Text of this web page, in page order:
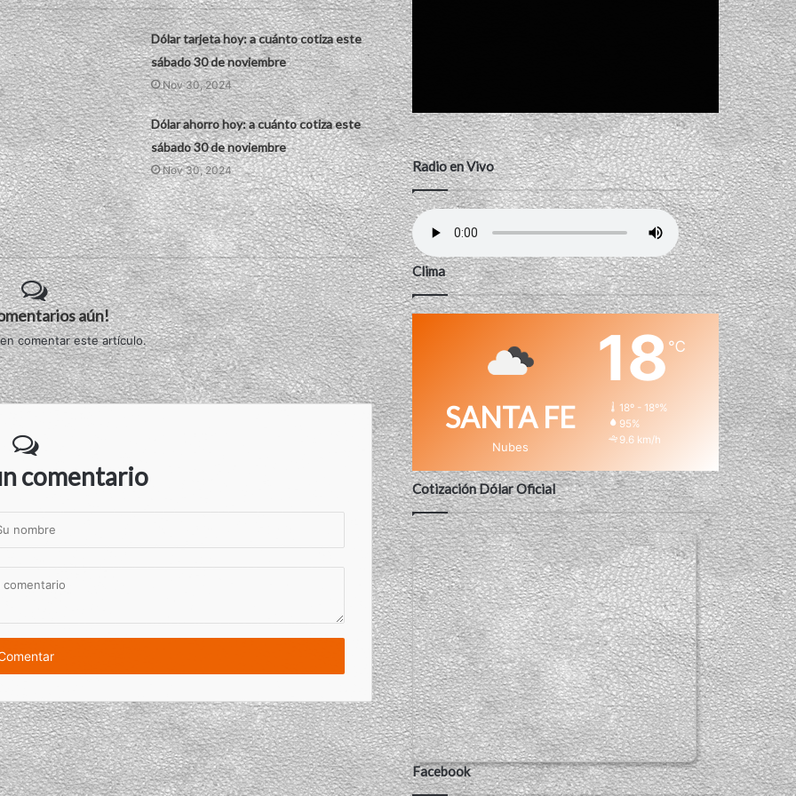
Dólar tarjeta hoy: a cuánto cotiza este
sábado 30 de noviembre
Nov 30, 2024
Dólar ahorro hoy: a cuánto cotiza este
sábado 30 de noviembre
Nov 30, 2024
aún!
comentar este artículo.
comentario
Radio en Vivo
Clima
SANTA FE
Nubes
18℃
18º - 18º%
95%
9.6 km/h
Cotización Dólar Oficial
Facebook